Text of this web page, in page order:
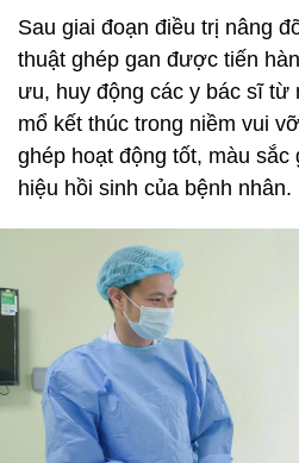
Sau giai đoạn điều trị nâng
thuật ghép gan được tiến
ưu, huy động các y bác sĩ từ
mổ kết thúc trong niềm vui
ghép hoạt động tốt, màu
hiệu hồi sinh của bệnh nhân.